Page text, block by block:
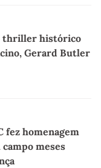
thriller histórico
Gerard Butler
fez homenagem
meses